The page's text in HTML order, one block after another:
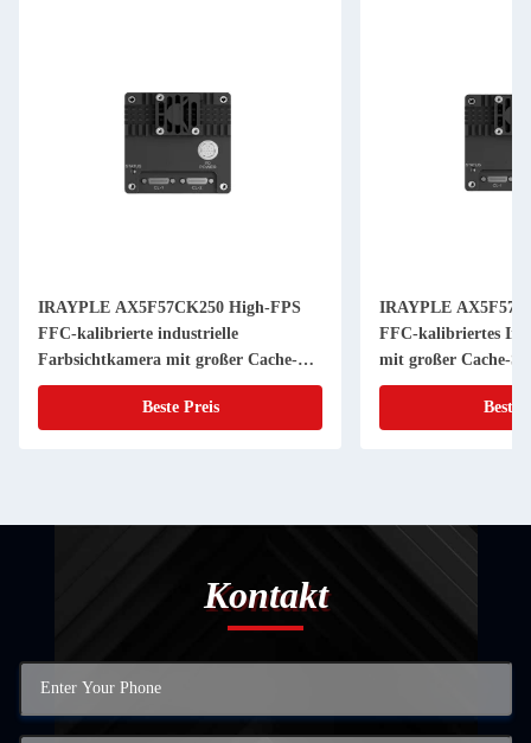
IRAYPLE AX5F57CK250 High-FPS
FFC-kalibrierte industrielle
Farbsichtkamera mit großer Cache-
Stabilität für die PLC-Schnittstelle
Beste Preis
IRAYPLE
FFC-kalibriertes
mit großer Cache-
Bildverarbeitung
Beste
Kontakt